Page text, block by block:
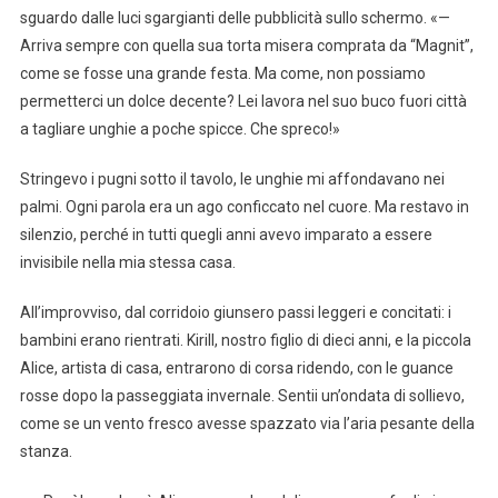
sguardo dalle luci sgargianti delle pubblicità sullo schermo. «—
Arriva sempre con quella sua torta misera comprata da “Magnit”,
come se fosse una grande festa. Ma come, non possiamo
permetterci un dolce decente? Lei lavora nel suo buco fuori città
a tagliare unghie a poche spicce. Che spreco!»
Stringevo i pugni sotto il tavolo, le unghie mi affondavano nei
palmi. Ogni parola era un ago conficcato nel cuore. Ma restavo in
silenzio, perché in tutti quegli anni avevo imparato a essere
invisibile nella mia stessa casa.
All’improvviso, dal corridoio giunsero passi leggeri e concitati: i
bambini erano rientrati. Kirill, nostro figlio di dieci anni, e la piccola
Alice, artista di casa, entrarono di corsa ridendo, con le guance
rosse dopo la passeggiata invernale. Sentii un’ondata di sollievo,
come se un vento fresco avesse spazzato via l’aria pesante della
stanza.